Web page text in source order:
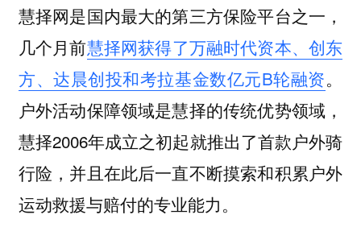
慧择网是国内最大的第三方保险平台之一，
几个月前慧择网获得了万融时代资本、创东
方、达晨创投和考拉基金数亿元B轮融资。
户外活动保障领域是慧择的传统优势领域，
慧择2006年成立之初起就推出了首款户外骑
行险，并且在此后一直不断摸索和积累户外
运动救援与赔付的专业能力。